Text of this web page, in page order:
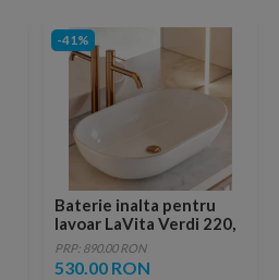
-41%
Baterie inalta pentru
lavoar LaVita Verdi 220,
fara ventil, brushed
copper
PRP: 890.00 RON
530.00 RON